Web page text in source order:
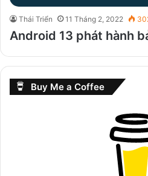
Thái Triển 11 Tháng 2, 2022
Android 13 phát hành
Buy Me a Coffee